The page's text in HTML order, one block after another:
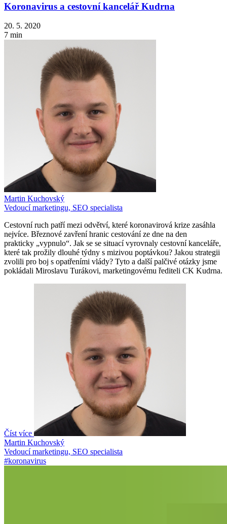
Koronavirus a cestovní kancelář Kudrna
20. 5. 2020
7 min
Martin Kuchovský
Vedoucí marketingu, SEO specialista
Cestovní ruch patří mezi odvětví, které koronavirová krize zasáhla
nejvíce. Březnové zavření hranic cestování ze dne na den
prakticky „vypnulo“. Jak se se situací vyrovnaly cestovní kanceláře,
které tak prožily dlouhé týdny s mizivou poptávkou? Jakou strategii
zvolili pro boj s opatřeními vlády? Tyto a další palčivé otázky jsme
pokládali Miroslavu Turákovi, marketingovému řediteli CK Kudrna.
Číst více
Martin Kuchovský
Vedoucí marketingu, SEO specialista
#koronavirus